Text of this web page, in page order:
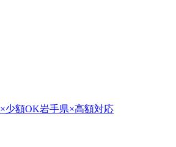
×少額OK岩手県×高額対応